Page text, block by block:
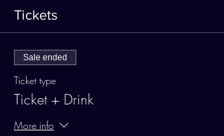
Tickets
Sale ended
Ticket type
Ticket + Drink
More info